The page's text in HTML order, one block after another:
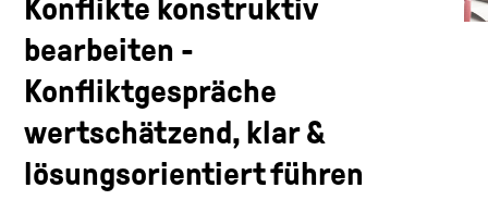
Konflikte konstruktiv
bearbeiten -
Konfliktgespräche
wertschätzend, klar &
lösungsorientiert führen